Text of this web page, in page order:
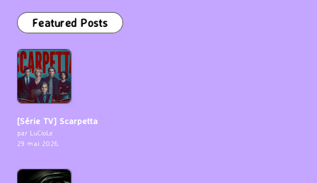
Featured Posts
[Série TV] Scarpetta
par LuCioLe
29 mai 2026